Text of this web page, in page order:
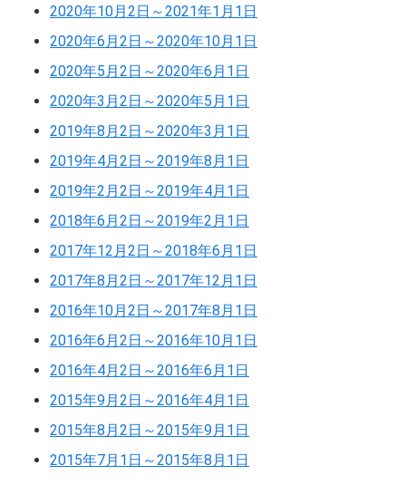
2020年10月2日～2021年1月1日
2020年6月2日～2020年10月1日
2020年5月2日～2020年6月1日
2020年3月2日～2020年5月1日
2019年8月2日～2020年3月1日
2019年4月2日～2019年8月1日
2019年2月2日～2019年4月1日
2018年6月2日～2019年2月1日
2017年12月2日～2018年6月1日
2017年8月2日～2017年12月1日
2016年10月2日～2017年8月1日
2016年6月2日～2016年10月1日
2016年4月2日～2016年6月1日
2015年9月2日～2016年4月1日
2015年8月2日～2015年9月1日
2015年7月1日～2015年8月1日